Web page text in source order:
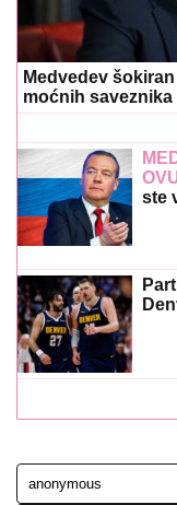
Medvedev
moćnih
ste